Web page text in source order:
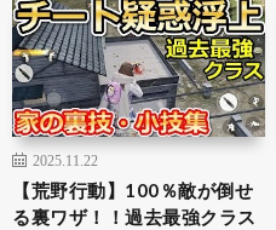
2025.11.22
【荒野行動】100％敵が倒せ
る裏ワザ！！過去最強クラス